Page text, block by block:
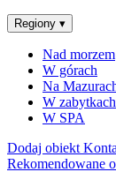
Regiony ▾
Nad morzem
W górach
Na
W zabytkach
W SPA
Dodaj obiekt
Rekomendowane